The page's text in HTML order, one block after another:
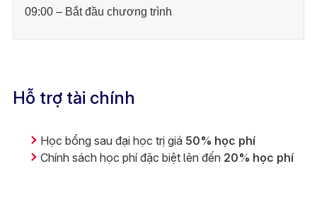
09:00 – Bắt đầu chương trình
Hỗ trợ tài chính
Học bổng sau đại học trị giá 50% học phí
Chính sách học phí đặc biệt lên đến 20% học phí